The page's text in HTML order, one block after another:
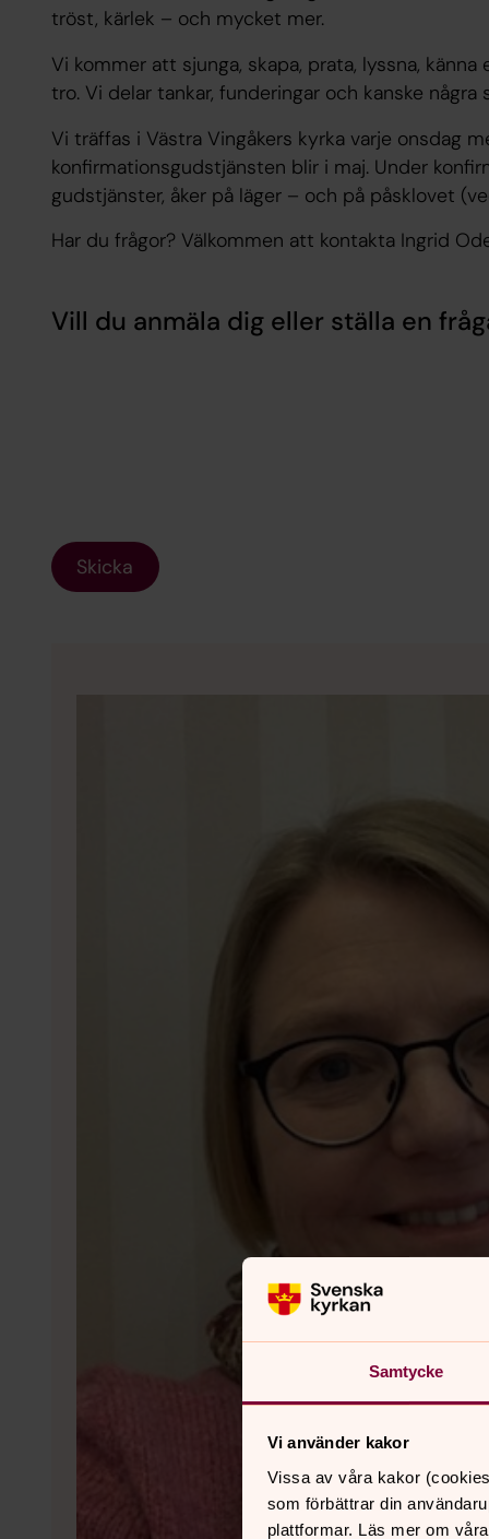
Samtycke
Vi använder kakor
Vissa av våra kakor
som förbättrar din
plattformar. Läs mer om
tröst, kärlek – och mycket mer.
Vi kommer att sjunga, skapa, prata, lyssna,
tro. Vi delar tankar, funderingar och kanske några
Vi träffas i Västra Vingåkers kyrka varje onsdag
konfirmationsgudstjänsten blir i maj. Under
gudstjänster, åker på läger – och på påsklovet
Har du frågor? Välkommen att kontakta Ingrid
Vill du anmäla dig eller ställa en
Skicka